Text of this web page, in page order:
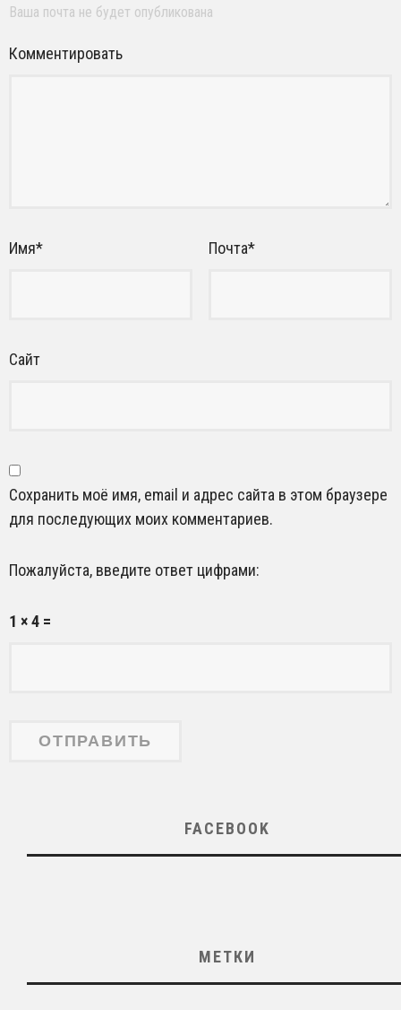
Ваша почта не будет опубликована
Комментировать
Имя* Почта*
Сайт
Сохранить моё имя, email и адрес сайта в этом браузере
для последующих моих комментариев.
Пожалуйста, введите ответ цифрами:
1 × 4 =
FACEBOOK
МЕТКИ